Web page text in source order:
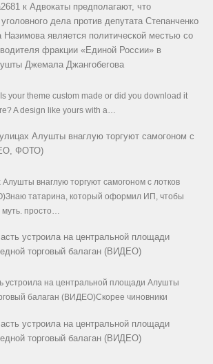
к Адвокаты предполагают, что
дела против депутата Степанченко
Назимова является политической местью со
фракции «Единой России» в
Джемала Джангобегова
your theme custom made or did you download it
A design like yours with a…
Алушты внаглую торгуют самогоном с
ФОТО)
Алушты внаглую торгуют самогоном с лотков
татарина, который оформил ИП, чтобы
муть. просто…
устроила на центральной площади
торговый балаган (ВИДЕО)
устроила на центральной площади Алушты
балаган (ВИДЕО)Скорее чиновники
устроила на центральной площади
торговый балаган (ВИДЕО)